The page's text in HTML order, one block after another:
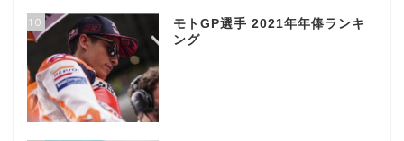
10
モトGP選手 2021年年俸ランキ
ング